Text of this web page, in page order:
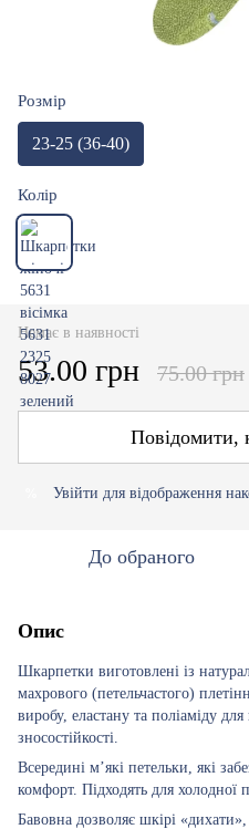
Розмір
23-25 (36-40)
Колір
Немає в наявності
53.00 грн 75.00 грн
Повідомити,
Увійти для відображення
До обраного
Опис
Шкарпетки виготовлені із
махрового (петельчастого)
виробу, еластану та поліаміду
зносостійкості.
Всередині м’які петельки, які
комфорт. Підходять для холодної
Бавовна дозволяє шкірі